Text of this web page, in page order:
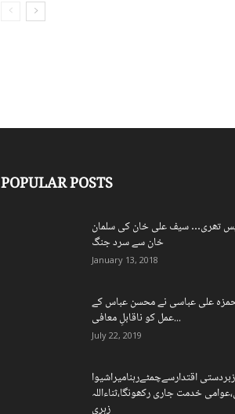
POPULAR POSTS
تھری… سیف علی خان کی سلمان
خان سے سرد جنگ
January 13, 2018
علی عباسی نے محسن عباس کے
عمل کو ناقابلِ معافی...
July 22, 2019
زبردستی اقتدارسےچمٹےرہنامیراشیوا
خدمت جاری رکھونگا،ثناءاللہ
زہری